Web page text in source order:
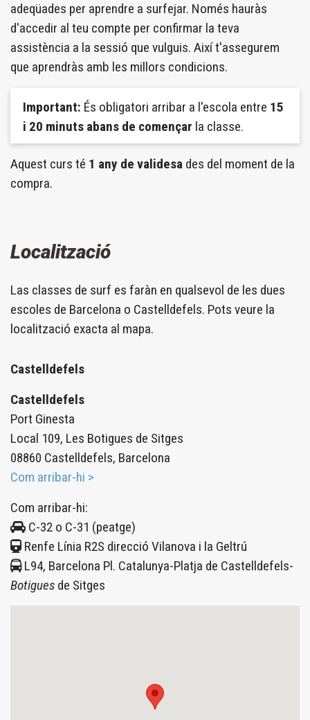
adeqüades per aprendre a surfejar. Només hauràs
d'accedir al teu compte per confirmar la teva
assistència a la sessió que vulguis. Així t'assegurem
que aprendràs amb les millors condicions.
Important: És obligatori arribar a l'escola entre 15
i 20 minuts abans de començar la classe.
Aquest curs té 1 any de validesa des del moment de la
compra.
Localització
Las classes de surf es faràn en qualsevol de les dues
escoles de Barcelona o Castelldefels. Pots veure la
localització exacta al mapa.
Castelldefels
Castelldefels
Port Ginesta
Local 109, Les Botigues de Sitges
08860 Castelldefels, Barcelona
Com arribar-hi >
Com arribar-hi:
C-32 o C-31 (peatge)
Renfe Línia R2S direcció Vilanova i la Geltrú
L94, Barcelona Pl. Catalunya-Platja de Castelldefels-
Botigues de Sitges